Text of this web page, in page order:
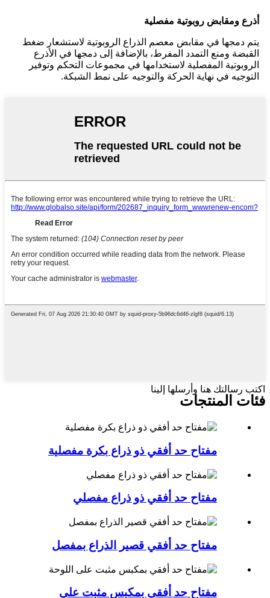
أذرع ومقابض روبوتية مفصلية
يتم دمجها في مقابض معصم الذراع الروبوتية لاستشعار ضغط
القبضة ومنع التمدد المفرط، بالإضافة إلى دمجها في الأذرع
الروبوتية المفصلية لاستخدامها في مجموعات التحكم وتوفير
التوجيه في نهاية الحركة والتوجيه على نمط الشبكة.
اكتب رسالتك هنا وأرسلها إلينا
فئات المنتجات
مفتاح حد أفقي ذو ذراع بكرة مفصلية
مفتاح حد أفقي ذو ذراع مفصلي
مفتاح حد أفقي قصير الذراع بمفصل
مفتاح حد أفقي بمكبس مثبت على